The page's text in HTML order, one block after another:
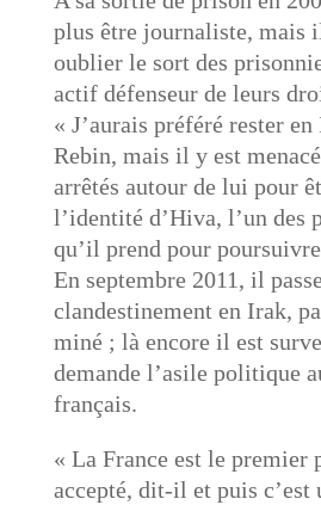
plus être journaliste, mais
oublier le sort des
actif défenseur de leurs
« J’aurais préféré rester
Rebin, mais il y est
arrêtés autour de lui pour
l’identité d’Hiva, l’un des
qu’il prend pour
En septembre 2011, il passe
clandestinement en Irak,
miné ; là encore il est
demande l’asile politique
français.
« La France est le premier
accepté, dit-il et puis c’est